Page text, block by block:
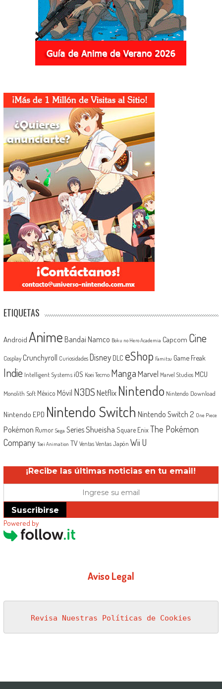
ETIQUETAS
Android Anime Bandai Namco Boku no Hero Academia Capcom Cine
Cosplay Crunchyroll Curiosidades Disney DLC eShop Famitsu Game Freak
Indie Intelligent Systems iOS Koei Tecmo MangaMarvel Marvel Studios MCU
Monolith Soft México Móvil N3DSNetflix Nintendo Nintendo Download
Nintendo EPD Nintendo Switch Nintendo Switch 2 One Piece
Pokémon Rumor Sega SeriesShueisha Square EnixThe Pokémon
Company Toei Animation TV Ventas Ventas Japón Wii U
¡Recibe las últimas noticias en tu email!
Suscribirse
Powered by
Aviso Legal
Revisa Nuestras Políticas de Cookies